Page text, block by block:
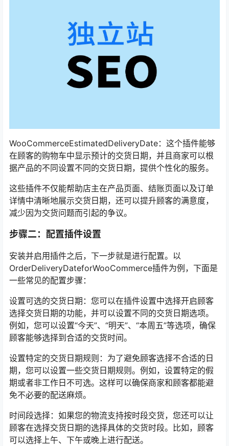
WooCommerceEstimatedDeliveryDate：这个插件能够
在顾客的购物车中显示预计的交货日期，并且商家可以根
据产品的不同设置不同的交货日期，提供个性化的服务。
这些插件不仅能帮助店主在产品页面、结账页面以及订单
详情中清晰地展示交货日期，还可以提升顾客的满意度，
减少因为交货问题而引起的争议。
步骤二：配置插件设置
安装并启用插件之后，下一步就是进行配置。以
OrderDeliveryDateforWooCommerce插件为例，下面是
一些常见的配置步骤：
设置可选的交货日期：您可以在插件设置中选择开启顾客
选择交货日期的功能，并可以设置不同的交货日期选项。
例如，您可以设置“今天”、“明天”、“本周五”等选项，确保
顾客能够选择到合适的交货时间。
设置特定的交货日期规则：为了避免顾客选择不合适的日
期，您可以设置一些交货日期规则。例如，设置特定的假
期或者非工作日不可选。这样可以确保商家和顾客都能避
免不必要的配送麻烦。
时间段选择：如果您的物流支持按时段交货，您还可以让
顾客在选择交货日期的选择具体的交货时段。比如，顾客
可以选择上午、下午或晚上进行配送。